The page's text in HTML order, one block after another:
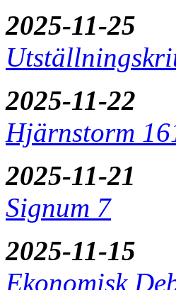
2025-11-25
2025-11-22
Hjärnstorm
2025-11-21
Signum 7
2025-11-15
Ekonomisk